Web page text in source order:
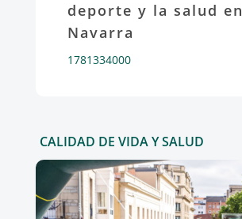
deporte y la salud en
Navarra
1781334000
CALIDAD DE VIDA Y SALUD